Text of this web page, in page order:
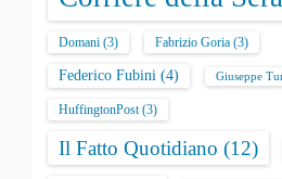
Domani (3) Fabrizio Goria (3)
Federico Fubini (4) Giuseppe
HuffingtonPost(3)
Il Fatto Quotidiano (12)